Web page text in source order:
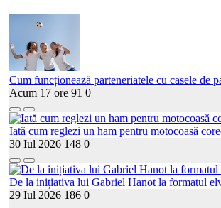
Cum funcționează parteneriatele cu casele de
Acum 17 ore 91 0
Iată cum reglezi un ham pentru motocoasă
30 Iul 2026 148 0
De la inițiativa lui Gabriel Hanot la formatul
29 Iul 2026 186 0